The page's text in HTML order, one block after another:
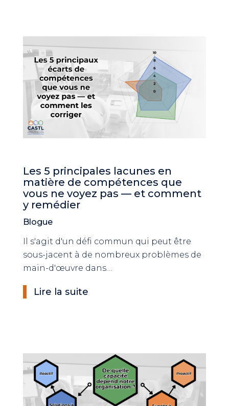
Les 5 principales lacunes en
matière de compétences que
vous ne voyez pas — et comment
y remédier
Blogue
Il s'agit d'un défi commun qui peut être
sous-jacent à de nombreux problèmes de
main-d'œuvre dans…
Lire la suite